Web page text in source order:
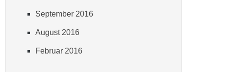
September 2016
August 2016
Februar 2016